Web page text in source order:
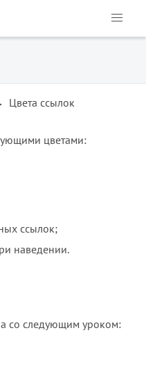
Цвета ссылок
цветами:
ссылок;
наведении.
со следующим уроком: